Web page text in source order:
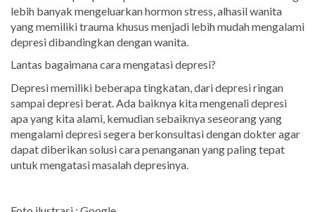
lebih banyak mengeluarkan hormon stress, alhasil wanita
yang memiliki trauma khusus menjadi lebih mudah mengalami
depresi dibandingkan dengan wanita.
Lantas bagaimana cara mengatasi depresi?
Depresi memiliki beberapa tingkatan, dari depresi ringan
sampai depresi berat. Ada baiknya kita mengenali depresi
apa yang kita alami, kemudian sebaiknya seseorang yang
mengalami depresi segera berkonsultasi dengan dokter agar
dapat diberikan solusi cara penanganan yang paling tepat
untuk mengatasi masalah depresinya.